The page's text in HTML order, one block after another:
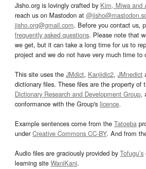
Jisho.org is lovingly crafted by Kim, Miwa and
reach us on Mastodon at
jisho.org@gmail.com. Before you contact us,
frequently asked questions. Please note that
we get, but it can take a long time for us to
project and we do not have very much time to
This site uses the JMdict, Kanjidic2, JMnedict
dictionary files. These files are the property of
Dictionary Research and Development Group,
conformance with the Group's licence.
Example sentences come from the Tatoeba
underCreative Commons CC-BY. And from
Audio files are graciously provided by Tofugu’s
learning site WaniKani.